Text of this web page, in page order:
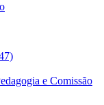
e Comissão